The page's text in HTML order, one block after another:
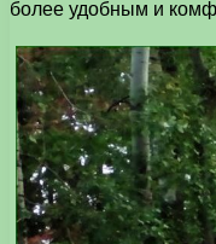
более удобным и